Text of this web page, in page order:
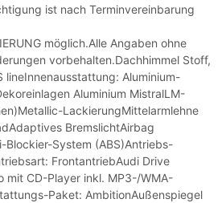
ist nach Terminvereinbarung
möglich.Alle Angaben ohne
vorbehalten.Dachhimmel Stoff,
lineInnenausstattung: Aluminium-
Aluminium MistralLM-
LackierungMittelarmlehne
BremslichtAirbag
Blockier-System (ABS)Antriebs-
FrontantriebAudi Drive
mit CD-Player inkl. MP3-/WMA-
Paket: AmbitionAußenspiegel